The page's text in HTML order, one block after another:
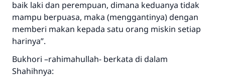
baik laki dan perempuan, dimana keduanya tidak
mampu berpuasa, maka (menggantinya) dengan
memberi makan kepada satu orang miskin setiap
harinya”.
Bukhori –rahimahullah- berkata di dalam
Shahihnya: